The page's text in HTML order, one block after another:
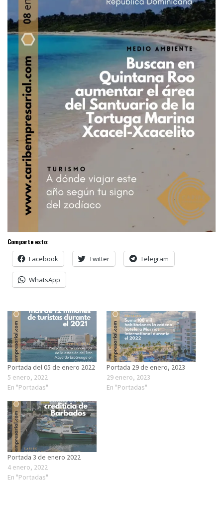
Comparte esto:
Facebook Twitter Telegram
WhatsApp
Portada del 05 de enero 2022
5 enero, 2022
En "Portadas"
Portada 29 de enero, 2023
29 enero, 2023
En "Portadas"
Portada 3 de enero 2022
4 enero, 2022
En "Portadas"